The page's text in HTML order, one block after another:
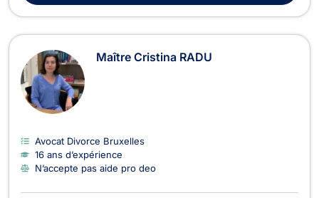
Maître Cristina RADU
Avocat Divorce Bruxelles
16 ans d’expérience
N’accepte pas aide pro deo